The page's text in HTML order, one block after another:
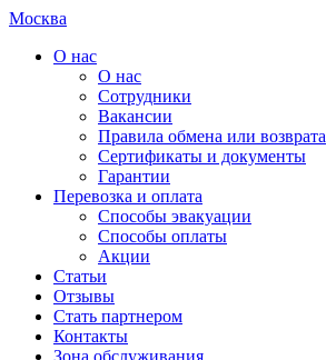
Москва
О нас
О нас
Сотрудники
Вакансии
Правила обмена или возврата
Сертификаты и документы
Гарантии
Перевозка и оплата
Способы эвакуации
Способы оплаты
Акции
Статьи
Отзывы
Стать партнером
Контакты
Зона обслуживания